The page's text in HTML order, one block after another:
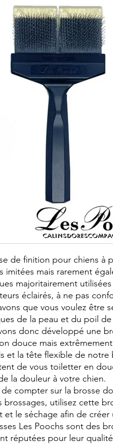
de finition pour chiens à
imitées mais rarement
majoritairement
éclairés, à ne pas
que vous voulez être
de la peau et du poil
donc développé une
douce mais
et la tête flexible de notre
de vous toiletter en
la douleur à votre chien.
compter sur la brosse
brossages, utilisez cette
et le séchage afin de
Les Poochs sont des
réputées pour leur